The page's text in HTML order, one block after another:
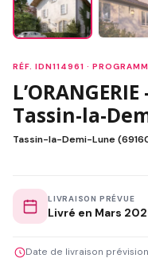
RÉF. IDN114961 ·
Tassin-la-
Tassin-la-Demi-Lune
LIVRAISON PRÉVUE
Livré en Mars
Date de livraison